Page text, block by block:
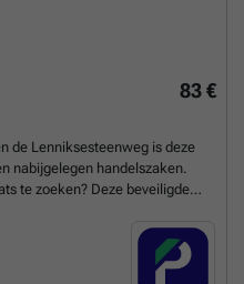
83 €
de Lenniksesteenweg is deze
nabijgelegen handelszaken.
te zoeken? Deze beveiligde
boeken op de volgende link: